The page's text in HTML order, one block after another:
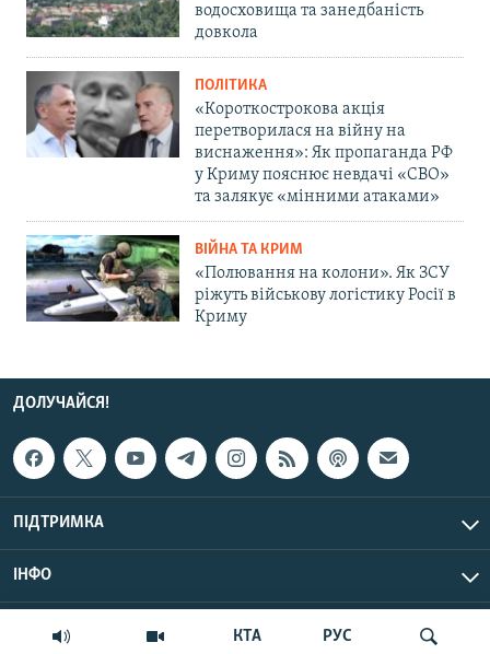
КТА РУС
водосховища та занедбаність
довкола
ПОЛІТИКА
«Короткострокова акція
перетворилася на війну на
виснаження»: Як пропаганда РФ
у Криму пояснює невдачі «СВО»
та залякує «мінними атаками»
ВІЙНА ТА КРИМ
«Полювання на колони». Як ЗСУ
ріжуть військову логістику Росії в
Криму
ДОЛУЧАЙСЯ!
ПІДТРИМКА
ІНФО
© Крим.Реалії, 2026 | Усі права застережено.